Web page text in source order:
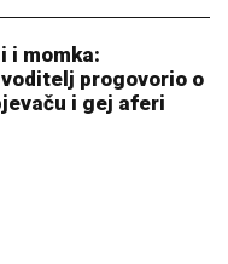
i momka:
progovorio o
i gej aferi